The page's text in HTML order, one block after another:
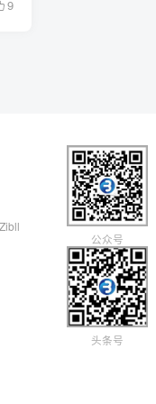
9
Zibll
公众号
头条号